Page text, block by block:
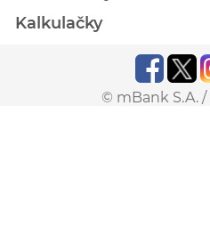
Kalkulačky
© mBank S.A. /